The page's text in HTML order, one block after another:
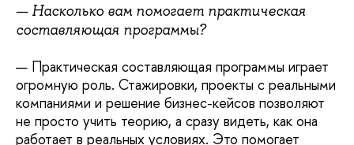
— Насколько вам помогает практическая
составляющая программы?
— Практическая составляющая программы играет
огромную роль. Стажировки, проекты с реальными
компаниями и решение бизнес-кейсов позволяют
не просто учить теорию, а сразу видеть, как она
работает в реальных условиях. Это помогает